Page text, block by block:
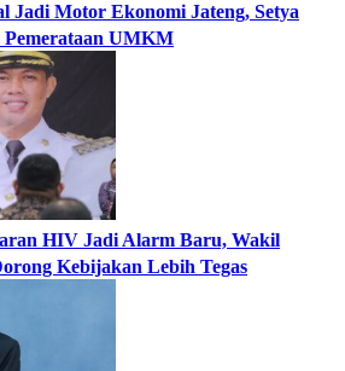
Jadi Motor Ekonomi Jateng, Setya
UMKM
HIV Jadi Alarm Baru, Wakil
Kebijakan Lebih Tegas